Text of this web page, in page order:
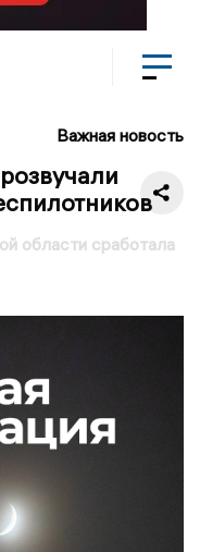
Важная новость
области сработала